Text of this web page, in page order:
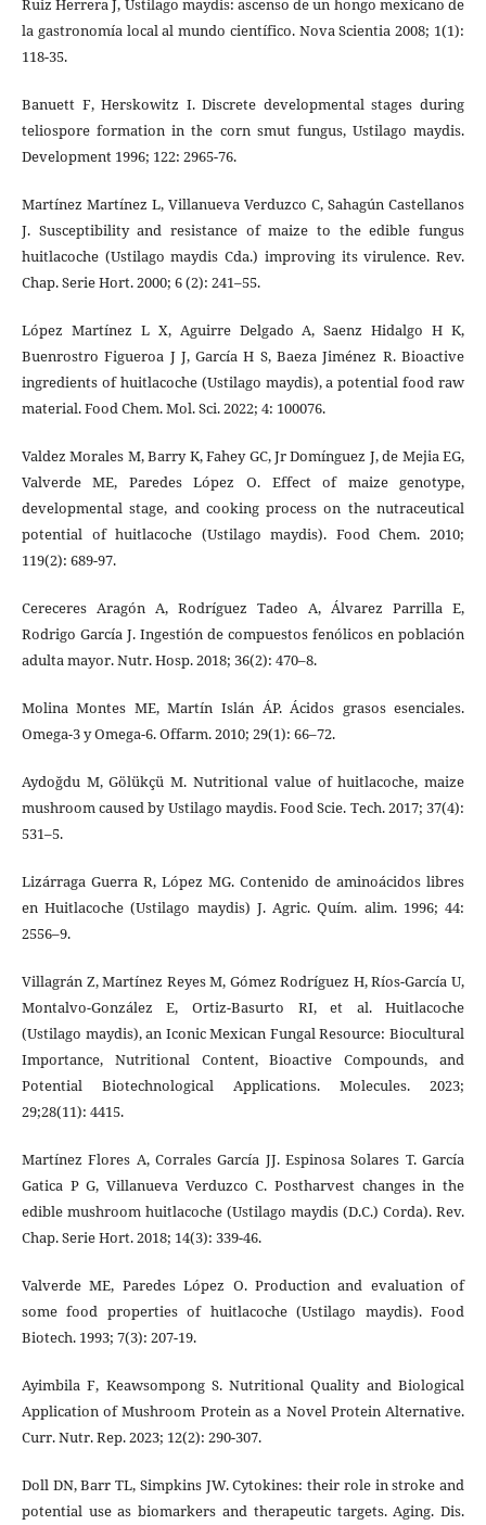
la gastronomía local al mundo científico. Nova Scientia 2008; 1(1):
118-35.
Banuett F, Herskowitz I. Discrete developmental stages during
teliospore formation in the corn smut fungus, Ustilago maydis.
Development 1996; 122: 2965-76.
Martínez Martínez L, Villanueva Verduzco C, Sahagún Castellanos
J. Susceptibility and resistance of maize to the edible fungus
huitlacoche (Ustilago maydis Cda.) improving its virulence. Rev.
Chap. Serie Hort. 2000; 6 (2): 241–55.
López Martínez L X, Aguirre Delgado A, Saenz Hidalgo H K,
Buenrostro Figueroa J J, García H S, Baeza Jiménez R. Bioactive
ingredients of huitlacoche (Ustilago maydis), a potential food raw
material. Food Chem. Mol. Sci. 2022; 4: 100076.
Valdez Morales M, Barry K, Fahey GC, Jr Domínguez J, de Mejia EG,
Valverde ME, Paredes López O. Effect of maize genotype,
developmental stage, and cooking process on the nutraceutical
potential of huitlacoche (Ustilago maydis). Food Chem. 2010;
119(2): 689-97.
Cereceres Aragón A, Rodríguez Tadeo A, Álvarez Parrilla E,
Rodrigo García J. Ingestión de compuestos fenólicos en población
adulta mayor. Nutr. Hosp. 2018; 36(2): 470–8.
Molina Montes ME, Martín Islán ÁP. Ácidos grasos esenciales.
Omega-3 y Omega-6. Offarm. 2010; 29(1): 66–72.
Aydoğdu M, Gölükçü M. Nutritional value of huitlacoche, maize
mushroom caused by Ustilago maydis. Food Scie. Tech. 2017; 37(4):
531–5.
Lizárraga Guerra R, López MG. Contenido de aminoácidos libres
en Huitlacoche (Ustilago maydis) J. Agric. Quím. alim. 1996; 44:
2556–9.
Villagrán Z, Martínez Reyes M, Gómez Rodríguez H, Ríos-García U,
Montalvo-González E, Ortiz-Basurto RI, et al. Huitlacoche
(Ustilago maydis), an Iconic Mexican Fungal Resource: Biocultural
Importance, Nutritional Content, Bioactive Compounds, and
Potential Biotechnological Applications. Molecules. 2023;
29;28(11): 4415.
Martínez Flores A, Corrales García JJ. Espinosa Solares T. García
Gatica P G, Villanueva Verduzco C. Postharvest changes in the
edible mushroom huitlacoche (Ustilago maydis (D.C.) Corda). Rev.
Chap. Serie Hort. 2018; 14(3): 339-46.
Valverde ME, Paredes López O. Production and evaluation of
some food properties of huitlacoche (Ustilago maydis). Food
Biotech. 1993; 7(3): 207-19.
Ayimbila F, Keawsompong S. Nutritional Quality and Biological
Application of Mushroom Protein as a Novel Protein Alternative.
Curr. Nutr. Rep. 2023; 12(2): 290-307.
Doll DN, Barr TL, Simpkins JW. Cytokines: their role in stroke and
potential use as biomarkers and therapeutic targets. Aging. Dis.